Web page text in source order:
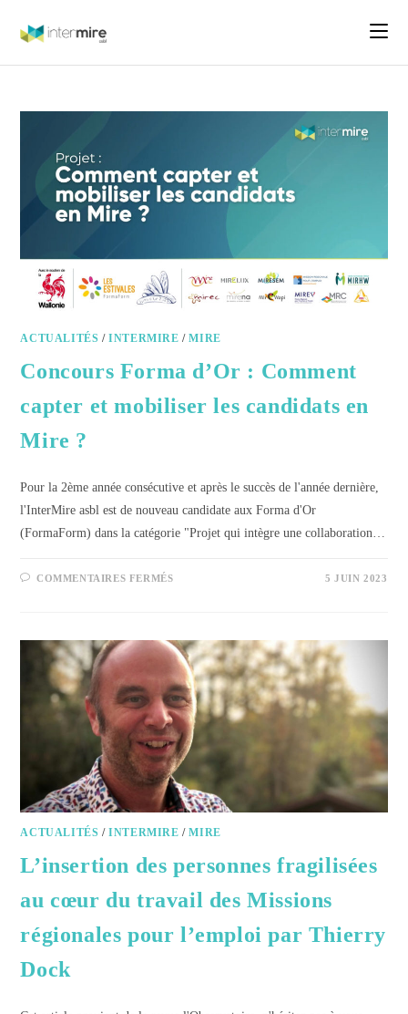
ACTUALITÉS /INTERMIRE /MIRE
Concours Forma d’Or : Comment
capter et mobiliser les candidats en
Mire ?
Pour la 2ème année consécutive et après le succès de l'année dernière,
l'InterMire asbl est de nouveau candidate aux Forma d'Or
(FormaForm) dans la catégorie "Projet qui intègre une collaboration…
COMMENTAIRES FERMÉS 5 JUIN 2023
ACTUALITÉS /INTERMIRE /MIRE
L’insertion des personnes fragilisées
au cœur du travail des Missions
régionales pour l’emploi par Thierry
Dock